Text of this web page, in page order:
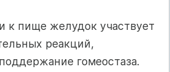
к пище желудок участвует
реакций,
гомеостаза.